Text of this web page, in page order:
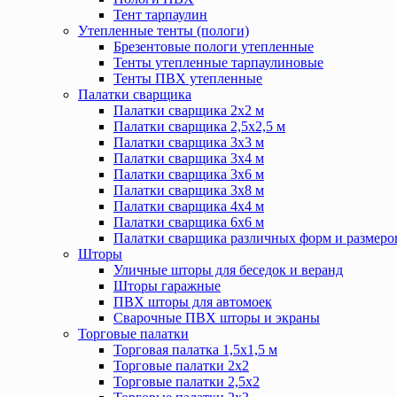
Тент тарпаулин
Утепленные тенты (пологи)
Брезентовые пологи утепленные
Тенты утепленные тарпаулиновые
Тенты ПВХ утепленные
Палатки сварщика
Палатки сварщика 2х2 м
Палатки сварщика 2,5х2,5 м
Палатки сварщика 3х3 м
Палатки сварщика 3х4 м
Палатки сварщика 3х6 м
Палатки сварщика 3х8 м
Палатки сварщика 4х4 м
Палатки сварщика 6х6 м
Палатки сварщика различных форм и
Шторы
Уличные шторы для беседок и веранд
Шторы гаражные
ПВХ шторы для автомоек
Сварочные ПВХ шторы и экраны
Торговые палатки
Торговая палатка 1,5х1,5 м
Торговые палатки 2х2
Торговые палатки 2,5х2